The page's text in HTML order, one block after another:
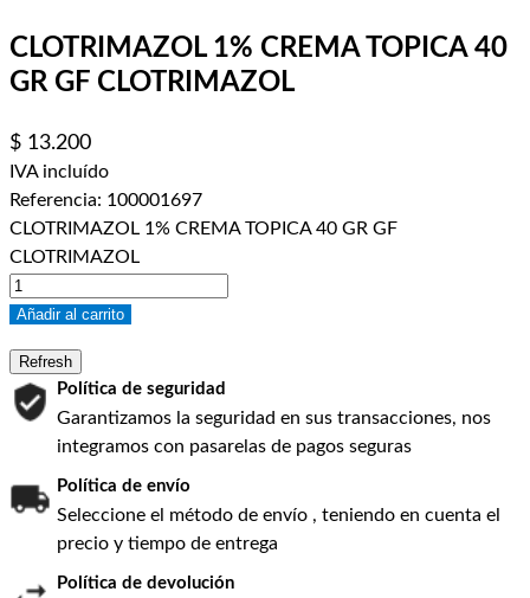
CLOTRIMAZOL 1% CREMA TOPICA 40
GR GF CLOTRIMAZOL
$ 13.200
IVA incluído
Referencia: 100001697
CLOTRIMAZOL 1% CREMA TOPICA 40 GR GF
CLOTRIMAZOL
Añadir al carrito
Política de seguridad
Garantizamos la seguridad en sus transacciones, nos
integramos con pasarelas de pagos seguras
Política de envío
Seleccione el método de envío , teniendo en cuenta el
precio y tiempo de entrega
Política de devolución